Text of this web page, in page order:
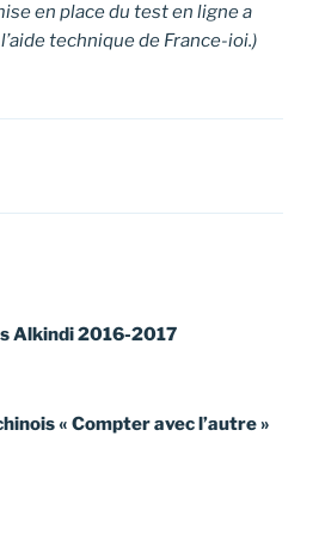
en place du test en ligne a
technique de France-ioi.)
Alkindi 2016-2017
« Compter avec l’autre »